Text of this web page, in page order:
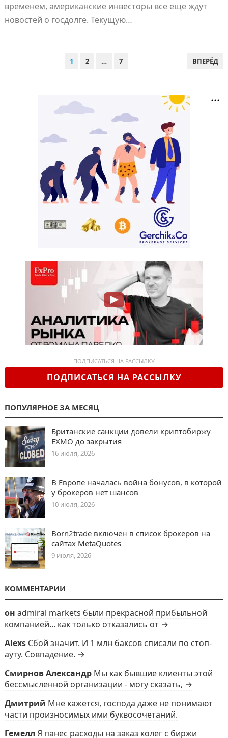
временем, американские инвесторы все еще ждут
новостей о госдолге. Текущую…
1 2 … 7 ВПЕРЁД
ПОДПИСАТЬСЯ НА РАССЫЛКУ
ПОДПИСАТЬСЯ НА РАССЫЛКУ
ПОПУЛЯРНОЕ ЗА МЕСЯЦ
Британские санкции довели криптобиржу
EXMO до закрытия
16 июля, 2026
В Европе началась война бонусов, в которой
у брокеров нет шансов
10 июля, 2026
Born2trade включен в список брокеров на
сайтах MetaQuotes
9 июля, 2026
КОММЕНТАРИИ
он admiral markets были прекрасной прибыльной
компанией... как только отказались от →
Alexs Сбой значит. И 1 млн баксов списали по стоп-
ауту. Совпадение. →
Смирнов Александр Мы как бывшие клиенты этой
бессмысленной организации - могу сказать, →
Дмитрий Мне кажется, господа даже не понимают
части произносимых ими буквосочетаний.
Гемелл Я панес расходы на заказ колег с биржи